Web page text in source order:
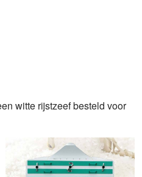
witte rijstzeef besteld voor